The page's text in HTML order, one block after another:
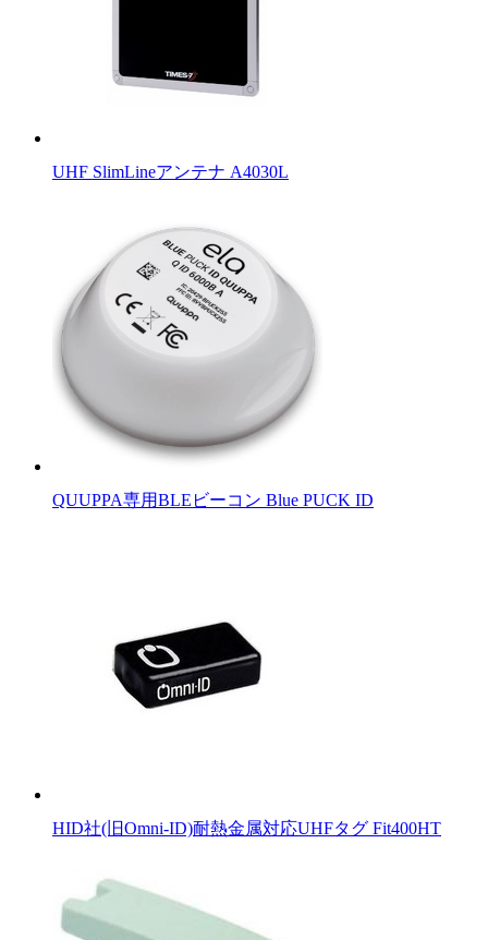
UHF SlimLineアンテナ A4030L
QUUPPA専用BLEビーコン Blue PUCK ID
HID社(旧Omni-ID)耐熱金属対応UHFタグ Fit400HT